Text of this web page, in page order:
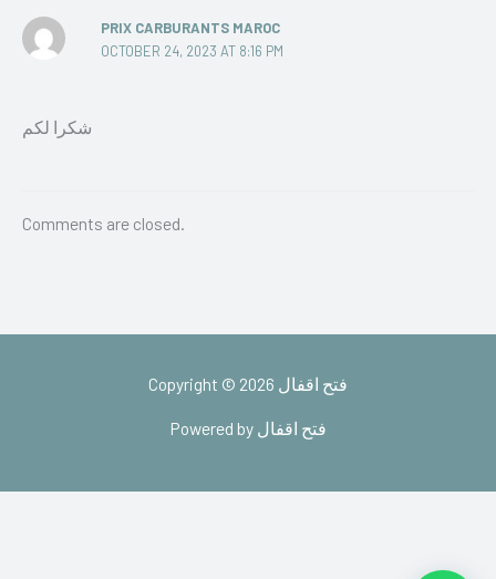
PRIX CARBURANTS MAROC
OCTOBER 24, 2023 AT 8:16 PM
شكرا لكم
Comments are closed.
Copyright © 2026 فتح اقفال
Powered by فتح اقفال